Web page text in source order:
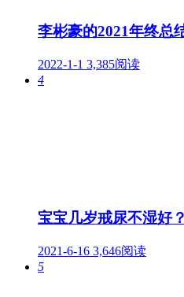
李彬豪的2021年终总
2022-1-1 3,385阅读
4
宝宝几岁戒尿不湿好
2021-6-16 3,646阅读
5